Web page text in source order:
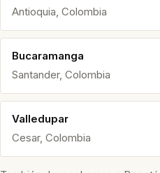
Antioquia, Colombia
Bucaramanga
Santander, Colombia
Valledupar
Cesar, Colombia